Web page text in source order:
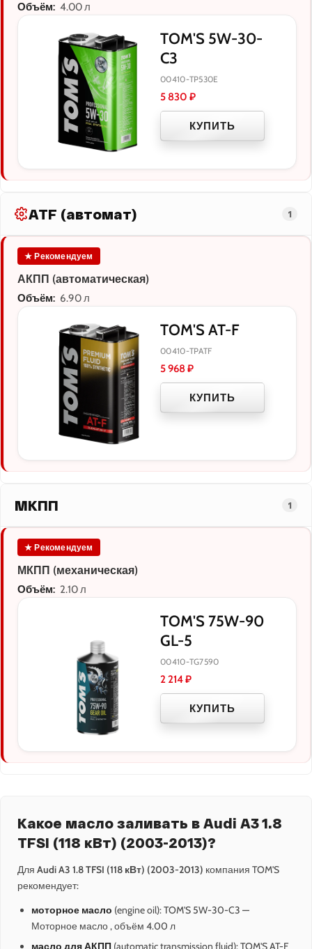
Объём: 4.00 л
TOM'S 5W-30-
C3
00410-TP530E
5 830 ₽
КУПИТЬ
ATF (автомат) 1
★ Рекомендуем
АКПП (автоматическая)
Объём: 6.90 л
TOM'S AT-F
00410-TPATF
5 968₽
КУПИТЬ
МКПП 1
★ Рекомендуем
МКПП (механическая)
Объём: 2.10 л
TOM'S 75W-90
GL-5
00410-TG7590
2 214₽
КУПИТЬ
Какое масло заливать в Audi A3 1.8
TFSI (118 кВт) (2003-2013)?
Для Audi A3 1.8 TFSI (118 кВт) (2003-2013) компания TOM'S
рекомендует:
моторное масло (engine oil): TOM'S 5W-30-C3 —
Моторное масло , объём 4.00 л
масло для АКПП (automatic transmission fluid): TOM'S AT-F